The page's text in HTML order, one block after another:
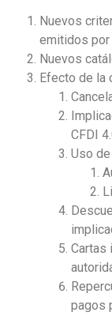
Nuevos
emitidos por
Nuevos
Efecto de la
CFDI
Uso
Cartas
pagos